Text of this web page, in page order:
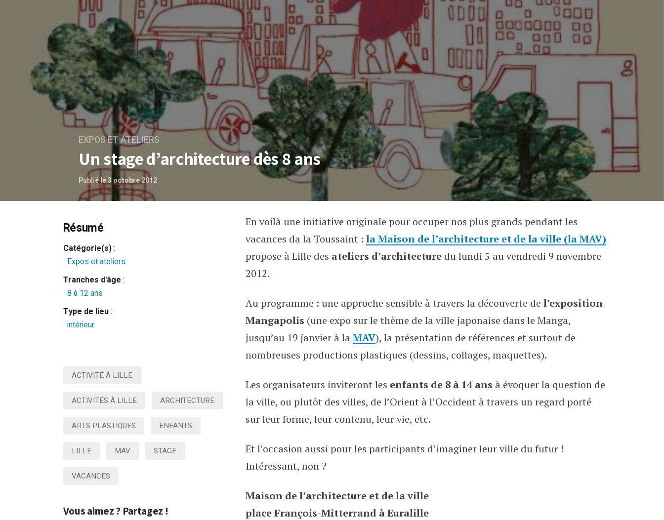
EXPOS ET ATELIERS
Un stage d’architecture dès 8 ans
Publié le 3 octobre 2012
Un stage d’architecture dès 8 ans
En voilà une initiative originale pour occuper nos plus grands pendant les
vacances da la Toussaint : la Maison de l’architecture et de la ville (la MAV)
propose à Lille des ateliers d’architecture du lundi 5 au vendredi 9 novembre
2012.
Au programme : une approche sensible à travers la découverte de l’exposition
Mangapolis (une expo sur le thème de la ville japonaise dans le Manga,
jusqu’au 19 janvier à la MAV), la présentation de références et surtout de
nombreuses productions plastiques (dessins, collages, maquettes).
Les organisateurs inviteront les enfants de 8 à 14 ans à évoquer la question de
la ville, ou plutôt des villes, de l’Orient à l’Occident à travers un regard porté
sur leur forme, leur contenu, leur vie, etc.
Et l’occasion aussi pour les participants d’imaginer leur ville du futur !
Intéressant, non ?
Maison de l’architecture et de la ville
place François-Mitterrand à Euralille
Résumé
Catégorie(s):
Expos et ateliers
Tranches d'âge :
8 à 12 ans
Type de lieu:
intérieur
ACTIVITÉ À LILLE
ACTIVITÉS À LILLE ARCHITECTURE
ARTS PLASTIQUES ENFANTS
LILLE MAV STAGE
VACANCES
Vous aimez ? Partagez !